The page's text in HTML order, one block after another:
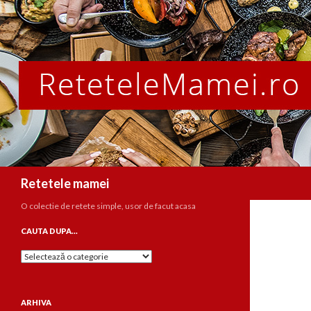
Retetele mamei
O colectie de retete simple, usor de facut acasa
CAUTA DUPA…
Cauta
ARHIVA